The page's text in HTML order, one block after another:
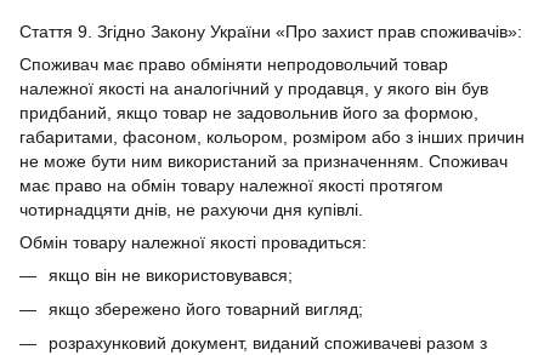
Стаття 9. Згідно Закону України «Про захист прав споживачів»:
Споживач має право обміняти непродовольчий товар
належної якості на аналогічний у продавця, у якого він був
придбаний, якщо товар не задовольнив його за формою,
габаритами, фасоном, кольором, розміром або з інших причин
не може бути ним використаний за призначенням. Споживач
має право на обмін товару належної якості протягом
чотирнадцяти днів, не рахуючи дня купівлі.
Обмін товару належної якості провадиться:
якщо він не використовувався;
якщо збережено його товарний вигляд;
розрахунковий документ, виданий споживачеві разом з